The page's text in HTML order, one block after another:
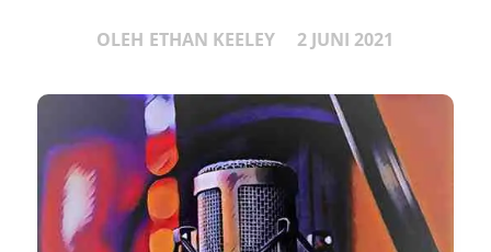
OLEH ETHAN KEELEY 2 JUNI 2021